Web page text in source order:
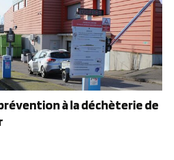
à la déchèterie de